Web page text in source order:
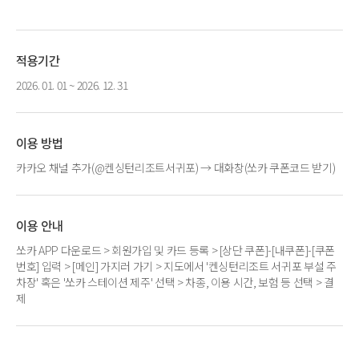
적용기간
2026. 01. 01 ~ 2026. 12. 31
이용 방법
카카오 채널 추가(@켄싱턴리조트서귀포) → 대화창(쏘카 쿠폰코드 받기)
이용 안내
쏘카 APP 다운로드 > 회원가입 및 카드 등록 > [상단 쿠폰]-[내쿠폰]-[쿠폰
번호] 입력 > [메인] 가지러 가기 > 지도에서 '켄싱턴리조트 서귀포 부설 주
차장' 혹은 '쏘카 스테이션 제주' 선택 > 차종, 이용 시간, 보험 등 선택 > 결
제